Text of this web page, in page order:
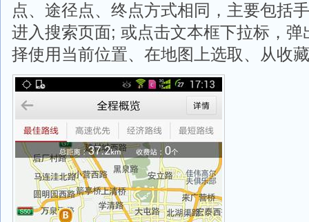
点、途径点、终点方式相同，主要包括
进入搜索页面; 或点击文本框下拉标，
择使用当前位置、在地图上选取、从收